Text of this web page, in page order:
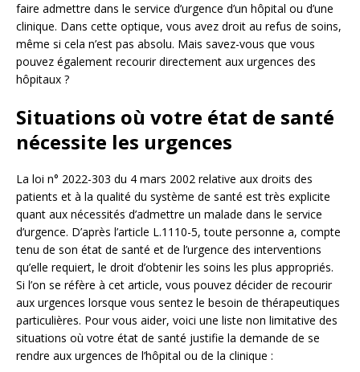
faire admettre dans le service d’urgence d’un hôpital ou d’une
clinique. Dans cette optique, vous avez droit au refus de soins,
même si cela n’est pas absolu. Mais savez-vous que vous
pouvez également recourir directement aux urgences des
hôpitaux ?
Situations où votre état de santé
nécessite les urgences
La loi n° 2022-303 du 4 mars 2002 relative aux droits des
patients et à la qualité du système de santé est très explicite
quant aux nécessités d’admettre un malade dans le service
d’urgence. D’après l’article L.1110-5, toute personne a, compte
tenu de son état de santé et de l’urgence des interventions
qu’elle requiert, le droit d’obtenir les soins les plus appropriés.
Si l’on se réfère à cet article, vous pouvez décider de recourir
aux urgences lorsque vous sentez le besoin de thérapeutiques
particulières. Pour vous aider, voici une liste non limitative des
situations où votre état de santé justifie la demande de se
rendre aux urgences de l’hôpital ou de la clinique :